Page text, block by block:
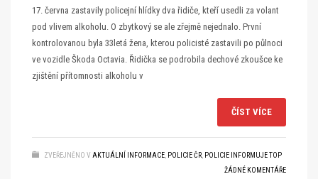
17. června zastavily policejní hlídky dva řidiče, kteří usedli za volant
pod vlivem alkoholu. O zbytkový se ale zřejmě nejednalo. První
kontrolovanou byla 33letá žena, kterou policisté zastavili po půlnoci
ve vozidle Škoda Octavia. Řidička se podrobila dechové zkoušce ke
zjištění přítomnosti alkoholu v
ČÍST VÍCE
ZVEŘEJNĚNO V AKTUÁLNÍ INFORMACE POLICIE ČR POLICIE INFORMUJE TOP
ŽÁDNÉ KOMENTÁŘE